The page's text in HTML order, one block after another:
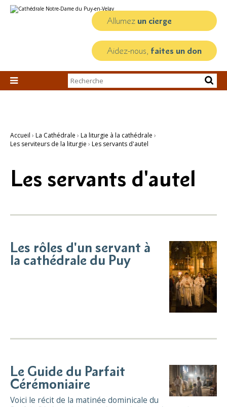
au
personnels
Allumez un cierge
Aidez-nous, faites un don

Chercher par
Recherche
Accueil › La Cathédrale › La liturgie à la cathédrale ›
Les serviteurs de la liturgie › Les servants d'autel
Les servants d'autel
Les rôles d'un servant à
la cathédrale du Puy
Le Guide du Parfait
Cérémoniaire
Voici le récit de la matinée dominicale du